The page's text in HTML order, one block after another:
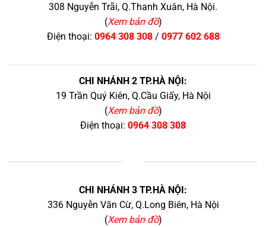
308 Nguyễn Trãi, Q.Thanh Xuân, Hà Nội.
(Xem bản đồ)
Điện thoại: 0964 308 308/ 0977 602 688
CHI NHÁNH 2 TP.HÀ NỘI:
19 Trần Quý Kiên, Q.Cầu Giấy, Hà Nội
(Xem bản đồ)
Điện thoại: 0964 308 308
CHI NHÁNH 3 TP.HÀ NỘI:
336 Nguyễn Văn Cừ, Q.Long Biên, Hà Nội
(Xem bản đồ)